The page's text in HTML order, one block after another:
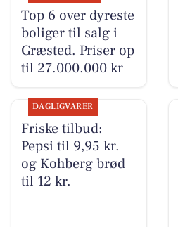
Top 6 over dyreste
boliger til salg i
Græsted. Priser op
til 27.000.000 kr
DAGLIGVARER
Friske tilbud:
Pepsi til 9,95 kr.
og Kohberg brød
til 12 kr.